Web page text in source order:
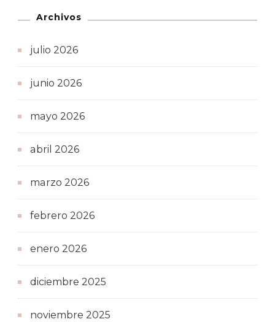
Archivos
julio 2026
junio 2026
mayo 2026
abril 2026
marzo 2026
febrero 2026
enero 2026
diciembre 2025
noviembre 2025